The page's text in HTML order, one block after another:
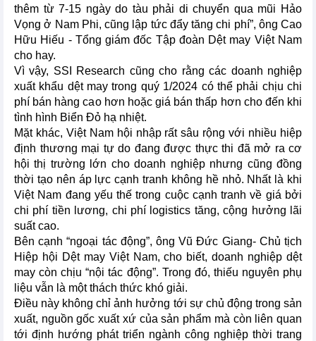
thêm từ 7-15 ngày do tàu phải di chuyển qua mũi Hảo
Vọng ở Nam Phi, cũng lập tức đẩy tăng chi phí”, ông Cao
Hữu Hiếu - Tổng giám đốc Tập đoàn Dệt may Việt Nam
cho hay.
Vì vậy, SSI Research cũng cho rằng các doanh nghiệp
xuất khẩu dệt may trong quý 1/2024 có thể phải chịu chi
phí bán hàng cao hơn hoặc giá bán thấp hơn cho đến khi
tình hình Biển Đỏ hạ nhiệt.
Mặt khác, Việt Nam hội nhập rất sâu rộng với nhiều hiệp
định thương mại tự do đang được thực thi đã mở ra cơ
hội thị trường lớn cho doanh nghiệp nhưng cũng đồng
thời tạo nên áp lực cạnh tranh không hề nhỏ. Nhất là khi
Việt Nam đang yếu thế trong cuộc cạnh tranh về giá bởi
chi phí tiền lương, chi phí logistics tăng, cộng hưởng lãi
suất cao.
Bên cạnh “ngoại tác động”, ông Vũ Đức Giang- Chủ tịch
Hiệp hội Dệt may Việt Nam, cho biết, doanh nghiệp dệt
may còn chịu “nội tác động”. Trong đó, thiếu nguyên phụ
liệu vẫn là một thách thức khó giải.
Điều này không chỉ ảnh hưởng tới sự chủ động trong sản
xuất, nguồn gốc xuất xứ của sản phẩm mà còn liên quan
tới định hướng phát triển ngành công nghiệp thời trang